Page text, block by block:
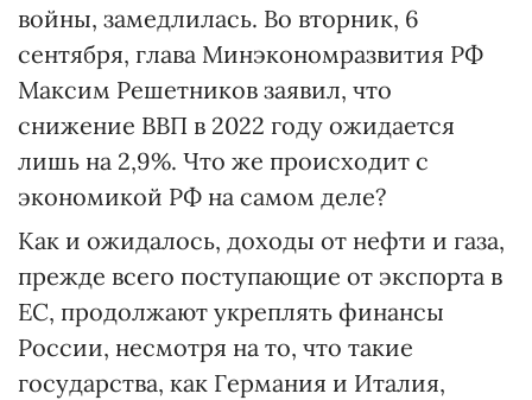
войны, замедлилась. Во вторник, 6
сентября, глава Минэкономразвития РФ
Максим Решетников заявил, что
снижение ВВП в 2022 году ожидается
лишь на 2,9%. Что же происходит с
экономикой РФ на самом деле?
Как и ожидалось, доходы от нефти и газа,
прежде всего поступающие от экспорта в
ЕС, продолжают укреплять финансы
России, несмотря на то, что такие
государства, как Германия и Италия,